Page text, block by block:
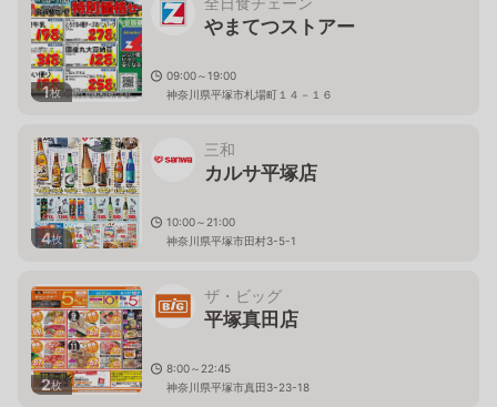
1枚
やまてつストアー
09:00～19:00
神奈川県平塚市札場町１４－１６
4枚
三和
カルサ平塚店
10:00～21:00
神奈川県平塚市田村3-5-1
2枚
ザ・ビッグ
平塚真田店
8:00～22:45
神奈川県平塚市真田3-23-18